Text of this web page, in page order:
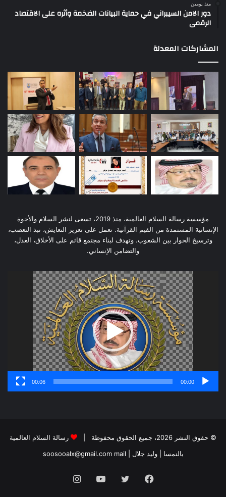
منذ يومين
دور الامن السيبراني في حماية البيانات الضخمة وأثره على الاقتصاد
الرقمى
المشاركات المعدلة
مؤسسة رسالة السلام العالمية، منذ 2019، تسعى لنشر السلام والأخوة
الإنسانية المستمدة من القيم القرآنية. تعمل على تعزيز التعايش، نبذ التعصب،
وترسيخ الحوار بين الشعوب. وتهدف لبناء مجتمع قائم على الأخلاق، العدل،
والتضامن الإنساني.
00:00
00:06
© حقوق النشر 2026، جميع الحقوق محفوظة |
رسالة السلام العالمية
بالنمسا | وليد جلال
mail
فيسبوك تويتر يوتيوبانستقرام